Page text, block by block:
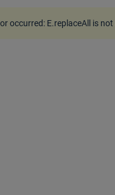
occurred: E.replaceAll is